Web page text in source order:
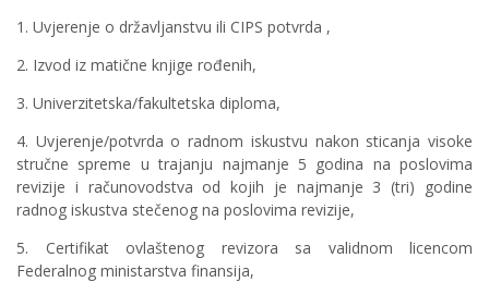
1. Uvjerenje o državljanstvu ili CIPS potvrda ,
2. Izvod iz matične knjige rođenih,
3. Univerzitetska/fakultetska diploma,
4. Uvjerenje/potvrda o radnom iskustvu nakon sticanja visoke
stručne spreme u trajanju najmanje 5 godina na poslovima
revizije i računovodstva od kojih je najmanje 3 (tri) godine
radnog iskustva stečenog na poslovima revizije,
5. Certifikat ovlaštenog revizora sa validnom licencom
Federalnog ministarstva finansija,